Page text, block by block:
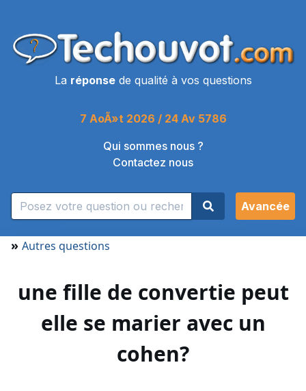
La réponsede qualité à vos questions
7 AoÃ»t 2026 / 24 Av 5786
Qui sommes nous ?
Contactez nous
Avancée
» Autres questions
une fille de convertie peut
elle se marier avec un
cohen?